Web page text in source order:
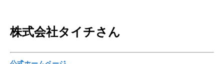
株式会社タイチさん